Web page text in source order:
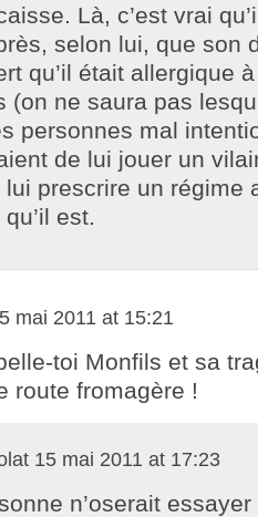
Là, c’est vrai
selon lui, que son
qu’il était allergique
(on ne saura pas
personnes mal
de lui jouer un
lui prescrire un régime
est.
mai 2011 at 15:21
toi Monfils et sa
route fromagère !
15 mai 2011 at 17:23
n’oserait essayer